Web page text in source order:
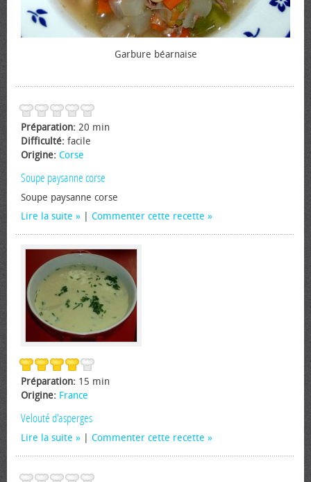
Garbure béarnaise
Préparation: 20 min
Difficulté: facile
Origine: Corse
Soupe paysanne corse
Soupe paysanne corse
Lire la suite
Commenter cette recette
Préparation: 15 min
Origine: France
Velouté d'asperges
Lire la suite Commenter cette recette